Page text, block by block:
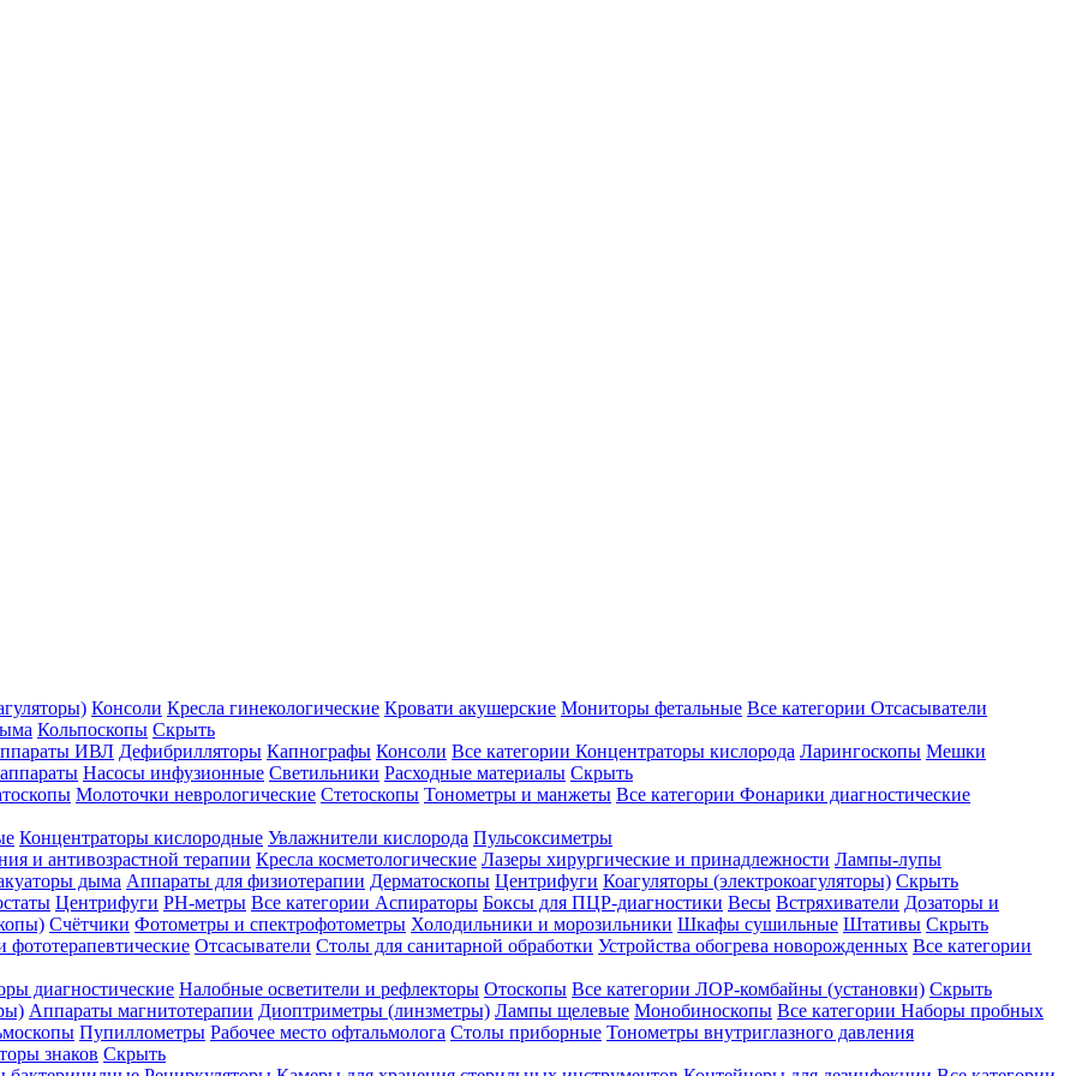
Консоли Кресла гинекологические Кровати акушерские Мониторы фетальные Все категории Отсасыватели
Кольпоскопы Скрыть
ИВЛ Дефибрилляторы Капнографы Консоли Все категории Концентраторы кислорода Ларингоскопы Мешки
Насосы инфузионные Светильники Расходные материалы Скрыть
Молоточки неврологические Стетоскопы Тонометры и манжеты Все категории Фонарики диагностические
Концентраторы кислородные Увлажнители кислорода Пульсоксиметры
и антивозрастной терапии Кресла косметологические Лазеры хирургические и принадлежности Лампы-лупы
дыма Аппараты для физиотерапии Дерматоскопы Центрифуги Коагуляторы (электрокоагуляторы) Скрыть
Центрифуги PH-метры Все категории Аспираторы Боксы для ПЦР-диагностики Весы Встряхиватели Дозаторы и
Счётчики Фотометры и спектрофотометры Холодильники и морозильники Шкафы сушильные Штативы Скрыть
фототерапевтические Отсасыватели Столы для санитарной обработки Устройства обогрева новорожденных Все категории
диагностические Налобные осветители и рефлекторы Отоскопы Все категории ЛОР-комбайны (установки) Скрыть
Аппараты магнитотерапии Диоптриметры (линзметры) Лампы щелевые Монобиноскопы Все категории Наборы пробных
Пупиллометры Рабочее место офтальмолога Столы приборные Тонометры внутриглазного давления
знаков Скрыть